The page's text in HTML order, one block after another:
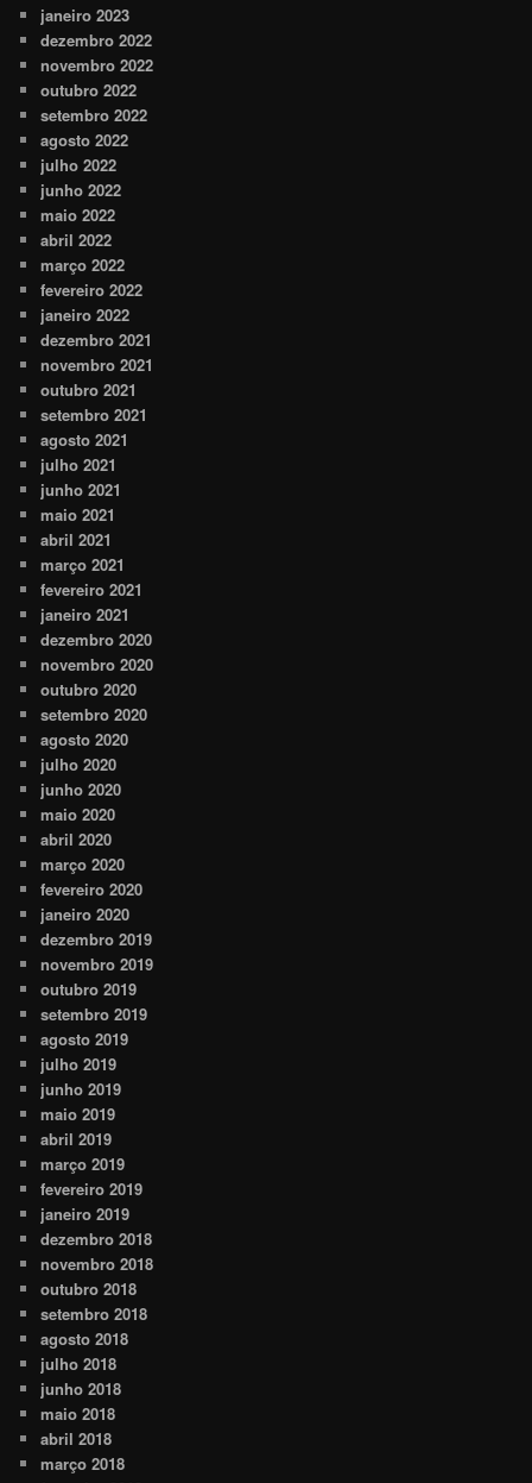
janeiro 2023
dezembro 2022
novembro 2022
outubro 2022
setembro 2022
agosto 2022
julho 2022
junho 2022
maio 2022
abril 2022
março 2022
fevereiro 2022
janeiro 2022
dezembro 2021
novembro 2021
outubro 2021
setembro 2021
agosto 2021
julho 2021
junho 2021
maio 2021
abril 2021
março 2021
fevereiro 2021
janeiro 2021
dezembro 2020
novembro 2020
outubro 2020
setembro 2020
agosto 2020
julho 2020
junho 2020
maio 2020
abril 2020
março 2020
fevereiro 2020
janeiro 2020
dezembro 2019
novembro 2019
outubro 2019
setembro 2019
agosto 2019
julho 2019
junho 2019
maio 2019
abril 2019
março 2019
fevereiro 2019
janeiro 2019
dezembro 2018
novembro 2018
outubro 2018
setembro 2018
agosto 2018
julho 2018
junho 2018
maio 2018
abril 2018
março 2018